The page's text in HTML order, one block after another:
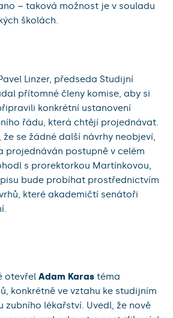
– taková možnost je v souladu
školách.
Linzer, předseda Studijní
přítomné členy komise, aby si
konkrétní ustanovení
řádu, která chtějí projednávat.
že se žádné další návrhy neobjeví,
projednáván postupně v celém
s prorektorkou Martínkovou,
bude probíhat prostřednictvím
které akademičtí senátoři
otevřel Adam Karas téma
konkrétně ve vztahu ke studijním
zubního lékařství. Uvedl, že nově